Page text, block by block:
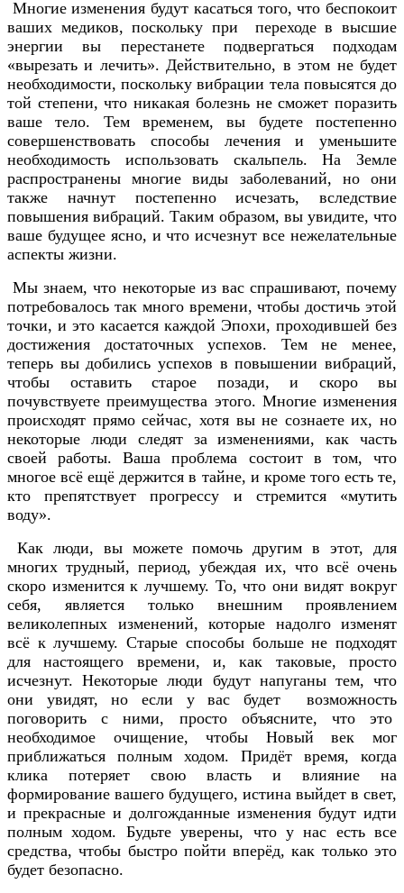
Многие изменения будут касаться того, что беспокоит
ваших медиков, поскольку при переходе в высшие
энергии вы перестанете подвергаться подходам
«вырезать и лечить». Действительно, в этом не будет
необходимости, поскольку вибрации тела повысятся до
той степени, что никакая болезнь не сможет поразить
ваше тело. Тем временем, вы будете постепенно
совершенствовать способы лечения и уменьшите
необходимость использовать скальпель. На Земле
распространены многие виды заболеваний, но они
также начнут постепенно исчезать, вследствие
повышения вибраций. Таким образом, вы увидите, что
ваше будущее ясно, и что исчезнут все нежелательные
аспекты жизни.
Мы знаем, что некоторые из вас спрашивают, почему
потребовалось так много времени, чтобы достичь этой
точки, и это касается каждой Эпохи, проходившей без
достижения достаточных успехов. Тем не менее,
теперь вы добились успехов в повышении вибраций,
чтобы оставить старое позади, и скоро вы
почувствуете преимущества этого. Многие изменения
происходят прямо сейчас, хотя вы не сознаете их, но
некоторые люди следят за изменениями, как часть
своей работы. Ваша проблема состоит в том, что
многое всё ещё держится в тайне, и кроме того есть те,
кто препятствует прогрессу и стремится «мутить
воду».
Как люди, вы можете помочь другим в этот, для
многих трудный, период, убеждая их, что всё очень
скоро изменится к лучшему. То, что они видят вокруг
себя, является только внешним проявлением
великолепных изменений, которые надолго изменят
всё к лучшему. Старые способы больше не подходят
для настоящего времени, и, как таковые, просто
исчезнут. Некоторые люди будут напуганы тем, что
они увидят, но если у вас будет возможность
поговорить с ними, просто объясните, что это
необходимое очищение, чтобы Новый век мог
приближаться полным ходом. Придёт время, когда
клика потеряет свою власть и влияние на
формирование вашего будущего, истина выйдет в свет,
и прекрасные и долгожданные изменения будут идти
полным ходом. Будьте уверены, что у нас есть все
средства, чтобы быстро пойти вперёд, как только это
будет безопасно.